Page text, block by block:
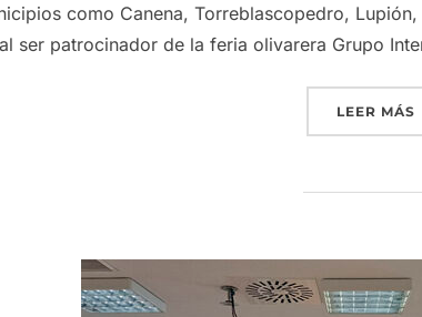
como Canena, Torreblascopedro,
ser patrocinador de la feria olivarera Grupo
LEER MÁS